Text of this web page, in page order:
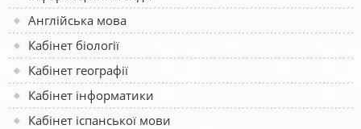
Англійська мова
Кабінет біології
Кабінет географії
Кабінет інформатики
Кабінет іспанської мови